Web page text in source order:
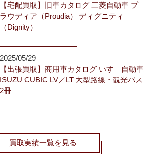
【宅配買取】旧車カタログ 三菱自動車 プ
ラウディア（Proudia） ディグニティ
（Dignity）
2025/05/29
【出張買取】商用車カタログ いすゞ自動車
ISUZU CUBIC LV／LT 大型路線・観光バス
2冊
買取実績一覧を見る